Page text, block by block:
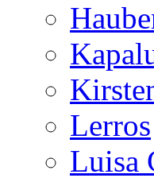
Lerros
Luisa